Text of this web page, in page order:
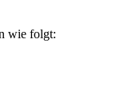
wie folgt: